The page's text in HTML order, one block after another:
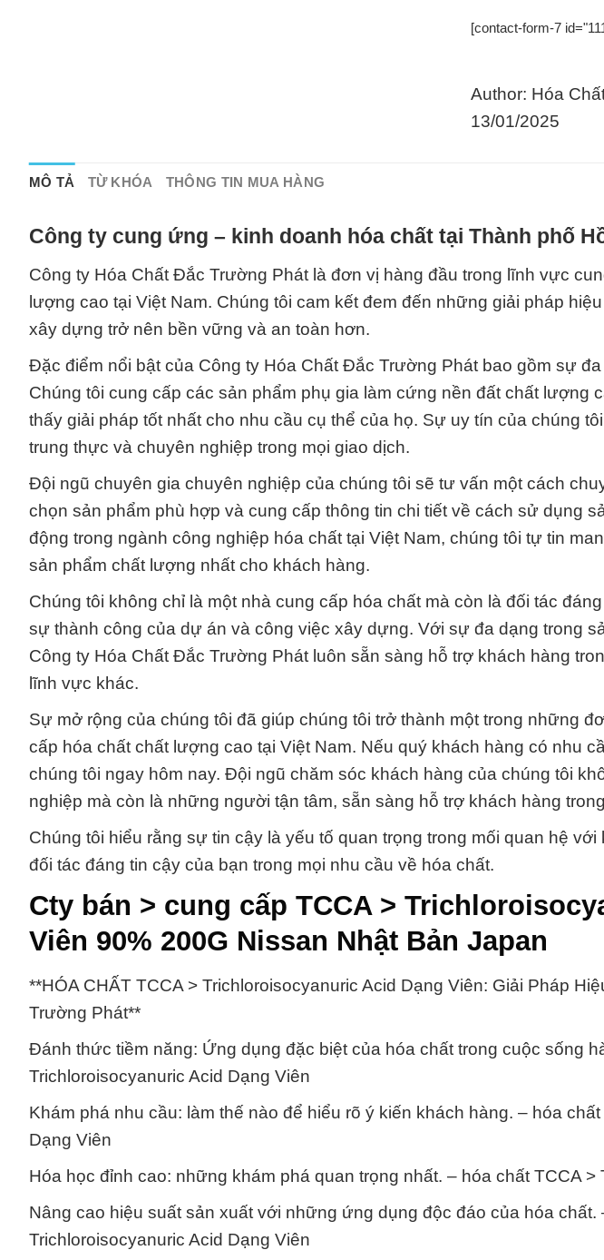
[contact-form-7
Author: Hóa
13/01/2025
MÔ TẢ TỪ KHÓA THÔNG TIN MUA HÀNG
Công ty cung ứng – kinh doanh hóa chất tại Thành phố
Công ty Hóa Chất Đắc Trường Phát là đơn vị hàng đầu trong lĩnh vực
lượng cao tại Việt Nam. Chúng tôi cam kết đem đến những giải pháp
xây dựng trở nên bền vững và an toàn hơn.
Đặc điểm nổi bật của Công ty Hóa Chất Đắc Trường Phát bao gồm sự
Chúng tôi cung cấp các sản phẩm phụ gia làm cứng nền đất chất lượng
thấy giải pháp tốt nhất cho nhu cầu cụ thể của họ. Sự uy tín của chúng
trung thực và chuyên nghiệp trong mọi giao dịch.
Đội ngũ chuyên gia chuyên nghiệp của chúng tôi sẽ tư vấn một cách
chọn sản phẩm phù hợp và cung cấp thông tin chi tiết về cách sử dụng
động trong ngành công nghiệp hóa chất tại Việt Nam, chúng tôi tự tin
sản phẩm chất lượng nhất cho khách hàng.
Chúng tôi không chỉ là một nhà cung cấp hóa chất mà còn là đối tác
sự thành công của dự án và công việc xây dựng. Với sự đa dạng trong
Công ty Hóa Chất Đắc Trường Phát luôn sẵn sàng hỗ trợ khách hàng
lĩnh vực khác.
Sự mở rộng của chúng tôi đã giúp chúng tôi trở thành một trong những
cấp hóa chất chất lượng cao tại Việt Nam. Nếu quý khách hàng có nhu
chúng tôi ngay hôm nay. Đội ngũ chăm sóc khách hàng của chúng tôi
nghiệp mà còn là những người tận tâm, sẵn sàng hỗ trợ khách hàng
Chúng tôi hiểu rằng sự tin cậy là yếu tố quan trọng trong mối quan hệ
đối tác đáng tin cậy của bạn trong mọi nhu cầu về hóa chất.
Cty bán > cung cấp TCCA >
Viên 90% 200G Nissan Nhật Bản Japan
**HÓA CHẤT TCCA > Trichloroisocyanuric Acid Dạng Viên: Giải Pháp
Trường Phát**
Đánh thức tiềm năng: Ứng dụng đặc biệt của hóa chất trong cuộc sống
Trichloroisocyanuric Acid Dạng Viên
Khám phá nhu cầu: làm thế nào để hiểu rõ ý kiến khách hàng. – hóa
Dạng Viên
Hóa học đỉnh cao: những khám phá quan trọng nhất. – hóa chất TCCA
Nâng cao hiệu suất sản xuất với những ứng dụng độc đáo của hóa chất.
Trichloroisocyanuric Acid Dạng Viên